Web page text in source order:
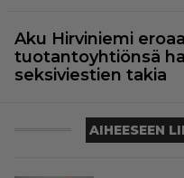
Aku Hirviniemi eroaa
tuotantoyhtiönsä
seksiviestien takia
AIHEESEEN